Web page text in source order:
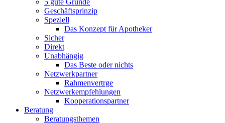
5 gute Gründe
Geschäftsprinzip
Speziell
Das Konzept für Apotheker
Sicher
Direkt
Unabhängig
Das Beste oder nichts
Netzwerkpartner
Rahmenvertrge
Netzwerkempfehlungen
Kooperationspartner
Beratung
Beratungsthemen